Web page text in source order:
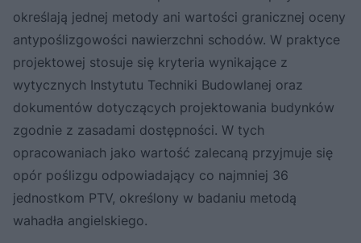
określają jednej metody ani wartości granicznej oceny
antypoślizgowości nawierzchni schodów. W praktyce
projektowej stosuje się kryteria wynikające z
wytycznych Instytutu Techniki Budowlanej oraz
dokumentów dotyczących projektowania budynków
zgodnie z zasadami dostępności. W tych
opracowaniach jako wartość zalecaną przyjmuje się
opór poślizgu odpowiadający co najmniej 36
jednostkom PTV, określony w badaniu metodą
wahadła angielskiego.